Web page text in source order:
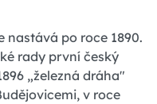
nastává po roce 1890.
rady první český
„železná dráha"
v roce